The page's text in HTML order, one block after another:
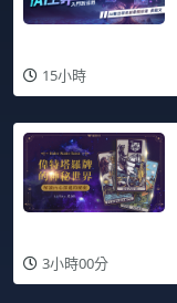
15小時
3小時00分